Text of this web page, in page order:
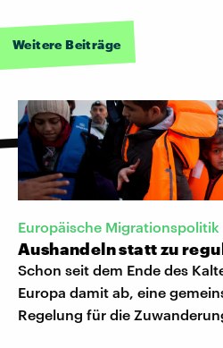
Weitere Beiträge
Europäische Migrationspolitik
Aushandeln statt zu
Schon seit dem Ende des
Europa damit ab, eine
Regelung für die